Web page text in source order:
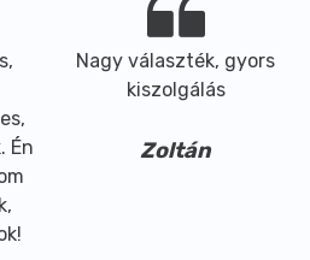
Ananász-szár kivonat)
Én
Nagy választék, gyors
kiszolgálás
Zoltán